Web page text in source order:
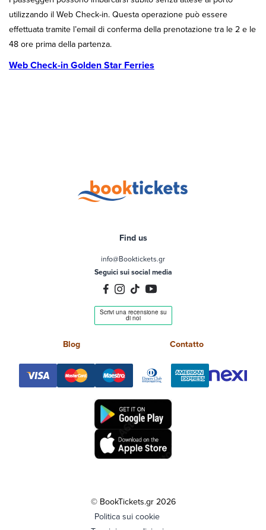
utilizzando il Web Check-in. Questa operazione può essere
effettuata tramite l’email di conferma della prenotazione tra le 2 e le
48 ore prima della partenza.
Web Check-in Golden Star Ferries
Find us
info@Booktickets.gr
Seguici sui social media
Blog Contatto
© BookTickets.gr 2026
Politica sui cookie